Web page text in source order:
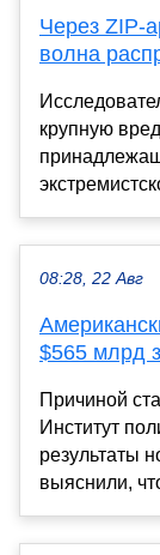
Через ZIP-
волна
крупную
08:28, 22 Авг
$565 млрд
Причиной
Институт
результаты
выяснили,